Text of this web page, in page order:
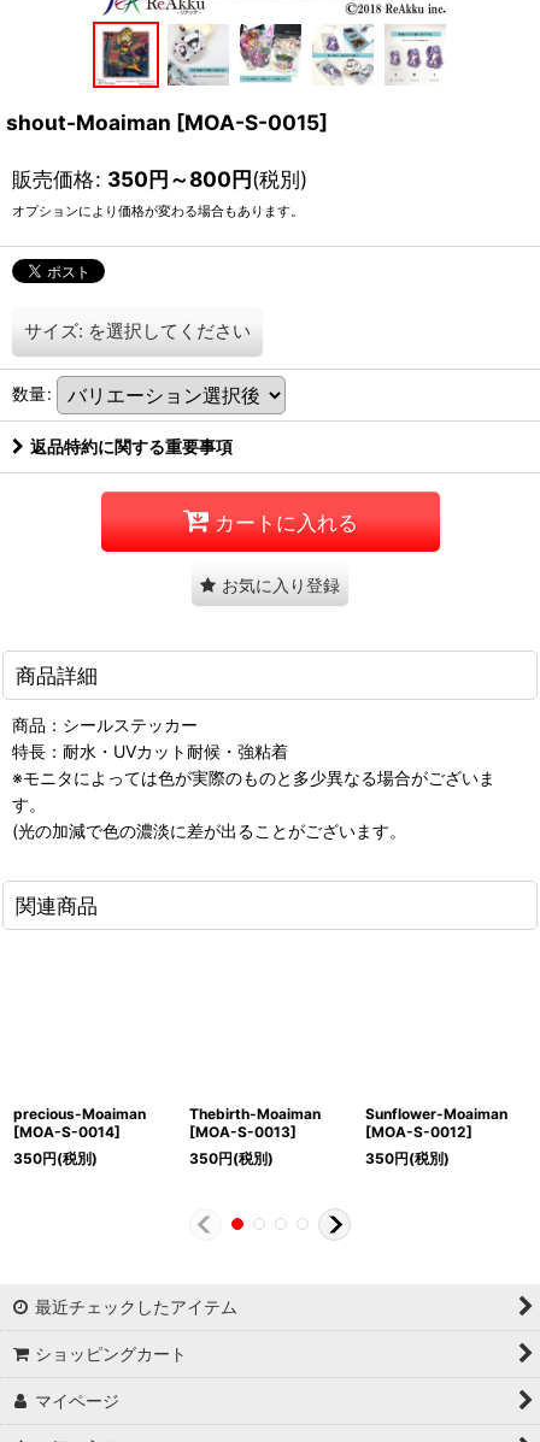
shout-Moaiman [MOA-S-0015]
販売価格: 350円～800円(税別)
オプションにより価格が変わる場合もあります。
サイズ: を選択してください
数量:
返品特約に関する重要事項
カートに入れる
お気に入り登録
商品詳細
商品：シールステッカー
特長：耐水・UVカット耐候・強粘着
※モニタによっては色が実際のものと多少異なる場合がございま
す。
(光の加減で色の濃淡に差が出ることがございます。
関連商品
precious-Moaiman
[MOA-S-0014]
350円(税別)
Thebirth-Moaiman
[MOA-S-0013]
350円(税別)
Sunflower-Moaiman
[MOA-S-0012]
350円(税別)
最近チェックしたアイテム
ショッピングカート
マイページ